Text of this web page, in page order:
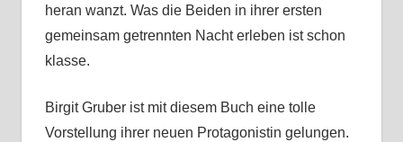
heran wanzt. Was die Beiden in ihrer ersten
gemeinsam getrennten Nacht erleben ist schon
klasse.
Birgit Gruber ist mit diesem Buch eine tolle
Vorstellung ihrer neuen Protagonistin gelungen.